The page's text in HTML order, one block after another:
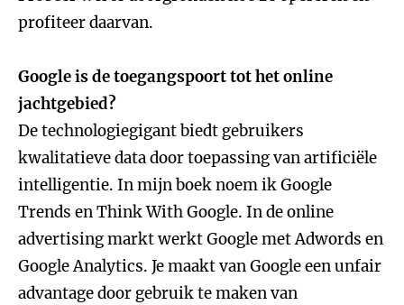
profiteer daarvan.
Google is de toegangspoort tot het online
jachtgebied?
De technologiegigant biedt gebruikers
kwalitatieve data door toepassing van artificiële
intelligentie. In mijn boek noem ik Google
Trends en Think With Google. In de online
advertising markt werkt Google met Adwords en
Google Analytics. Je maakt van Google een unfair
advantage door gebruik te maken van